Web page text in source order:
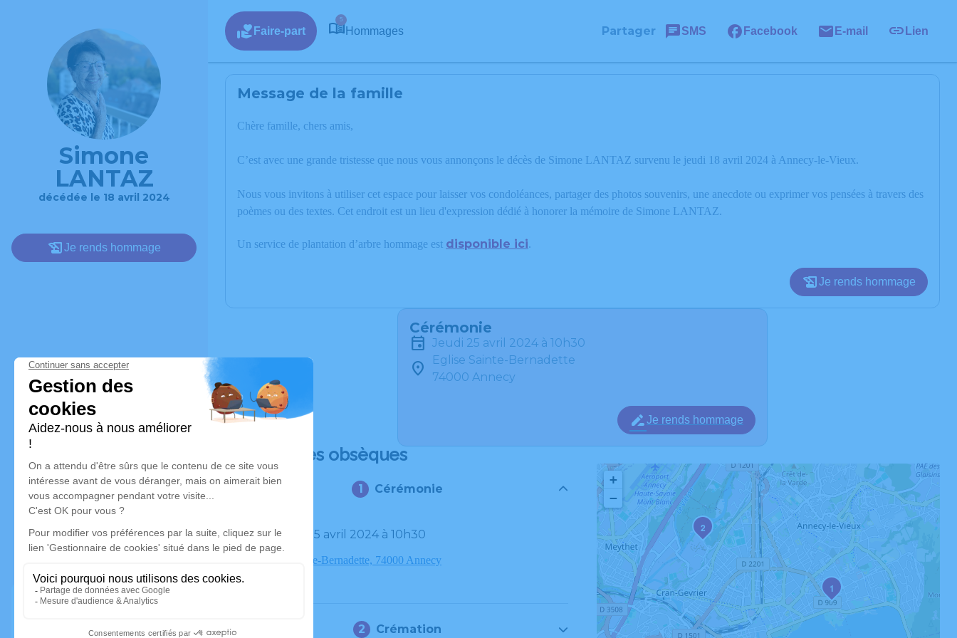
Simone
LANTAZ
décédée le 18 avril 2024
Je rends hommage
Faire-part
5
Hommages Partager SMS Facebook E-mail Lien
Message de la famille
Chère famille, chers amis,
C’est avec une grande tristesse que nous vous annonçons le décès de Simone LANTAZ survenu le jeudi 18 avril 2024 à Annecy-le-Vieux.
Nous vous invitons à utiliser cet espace pour laisser vos condoléances, partager des photos souvenirs, une anecdote ou exprimer vos pensées à travers des
poèmes ou des textes. Cet endroit est un lieu d'expression dédié à honorer la mémoire de Simone LANTAZ.
Un service de plantation d’arbre hommage est disponible ici.
Je rends hommage
Cérémonie
jeudi 25 avril 2024 à 10h30
Eglise Sainte-Bernadette
74000 Annecy
Je rends hommage
Déroulé des obsèques
Cérémonie
Le jeudi 25 avril 2024 à 10h30
Eglise Sainte-Bernadette, 74000 Annecy
Crémation
1
2
+
−